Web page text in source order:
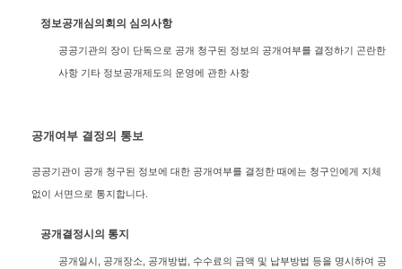
정보공개심의회의 심의사항
공공기관의 장이 단독으로 공개 청구된 정보의 공개여부를 결정하기 곤란한
사항 기타 정보공개제도의 운영에 관한 사항
공개여부 결정의 통보
공공기관이 공개 청구된 정보에 대한 공개여부를 결정한 때에는 청구인에게 지체
없이 서면으로 통지합니다.
공개결정시의 통지
공개일시, 공개장소, 공개방법, 수수료의 금액 및 납부방법 등을 명시하여 공